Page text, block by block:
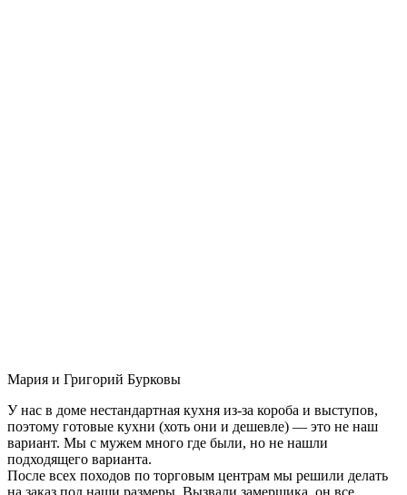
Мария и Григорий Бурковы
У нас в доме нестандартная кухня из-за короба и выступов,
поэтому готовые кухни (хоть они и дешевле) — это не наш
вариант. Мы с мужем много где были, но не нашли
подходящего варианта.
После всех походов по торговым центрам мы решили делать
на заказ под наши размеры. Вызвали замерщика, он все